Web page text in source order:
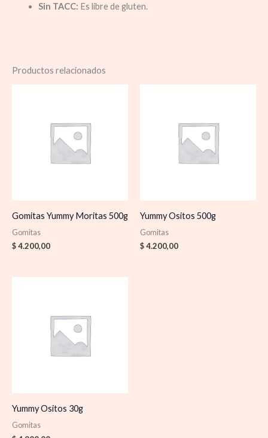
Sin TACC: Es libre de gluten.
Productos relacionados
Gomitas Yummy Moritas 500g
Gomitas
$4.200,00
Yummy Ositos 500g
Gomitas
$4.200,00
Yummy Ositos 30g
Gomitas